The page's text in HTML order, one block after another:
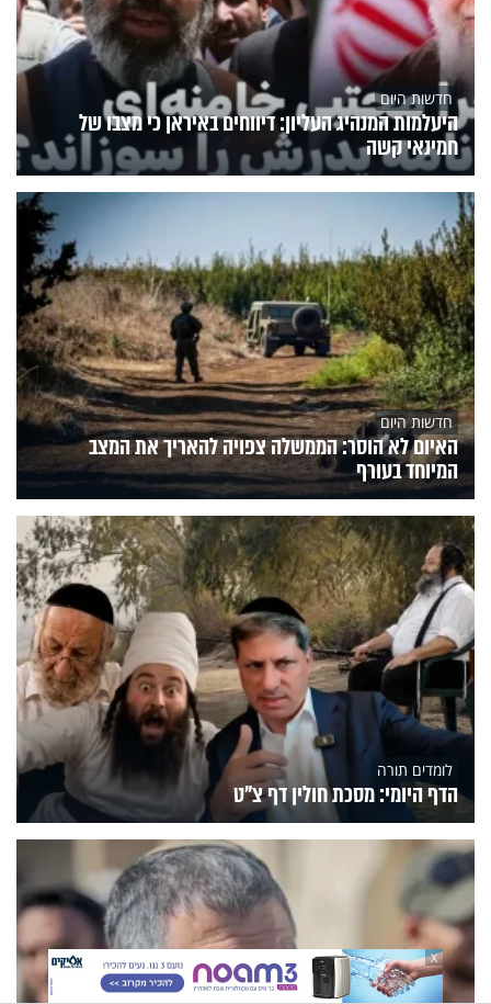
חדשות היום
היעלמות המנהיג העליון: דיווחים באיראן כי מצבו של
חמינאי קשה
חדשות היום
האיום לא הוסר: הממשלה צפויה להאריך את המצב
המיוחד בעורף
לומדים תורה
הדף היומי: מסכת חולין דף צ"ט
X